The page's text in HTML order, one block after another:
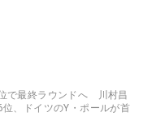
で最終ラウンドへ 川村昌
、ドイツのY・ポールが首